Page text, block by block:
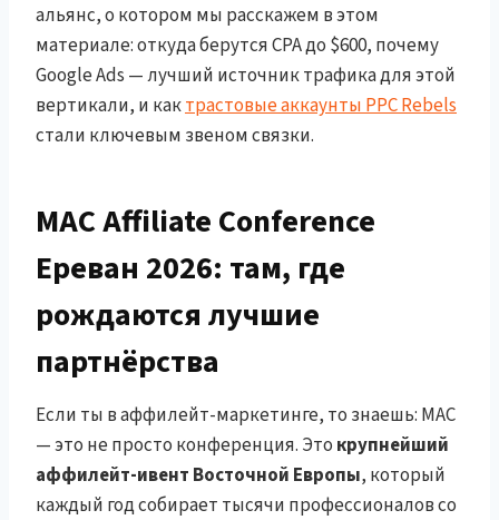
альянс, о котором мы расскажем в этом
материале: откуда берутся CPA до $600, почему
Google Ads — лучший источник трафика для этой
вертикали, и кактрастовые аккаунты PPC Rebels
стали ключевым звеном связки.
MAC Affiliate Conference
Ереван 2026: там, где
рождаются лучшие
партнёрства
Если ты в аффилейт-маркетинге, то знаешь: MAC
— это не просто конференция. Это крупнейший
аффилейт-ивент Восточной Европы, который
каждый год собирает тысячи профессионалов со